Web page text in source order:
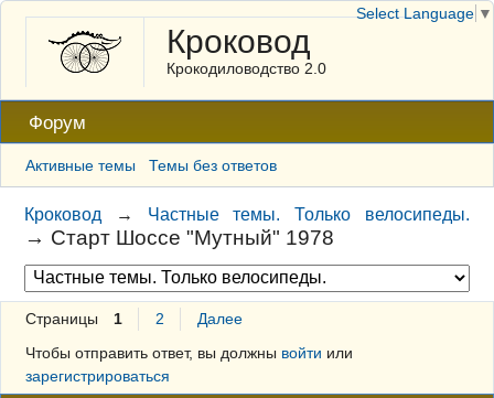
Кроковод
Крокодиловодство 2.0
Форум
Активные темы Темы без ответов
Кроковод → Частные темы. Только велосипеды.
→ Старт Шоссе "Мутный" 1978
Страницы 1 2
Далее
Чтобы отправить ответ, вы должны войти или
зарегистрироваться
Select Language ▼